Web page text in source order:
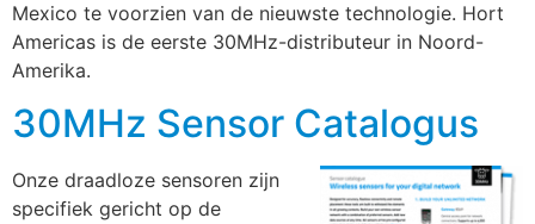
Mexico te voorzien van de nieuwste technologie. Hort
Americas is de eerste 30MHz-distributeur in Noord-
Amerika.
30MHz Sensor Catalogus
Onze draadloze sensoren zijn
specifiek gericht op de